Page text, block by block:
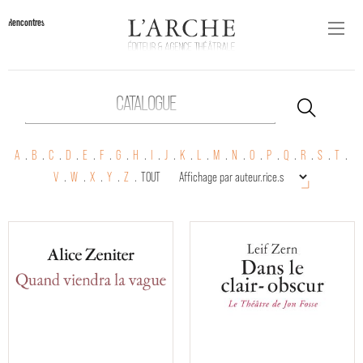
Rencontres
CATALOGUE
A . B . C . D . E . F . G . H . . J . K . . M . N . O . P . Q . R . S . T .
V . W . X . Y . Z . TOUT